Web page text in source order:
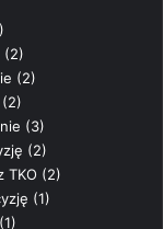
(2)
(2)
(3)
(2)
TKO (2)
(1)